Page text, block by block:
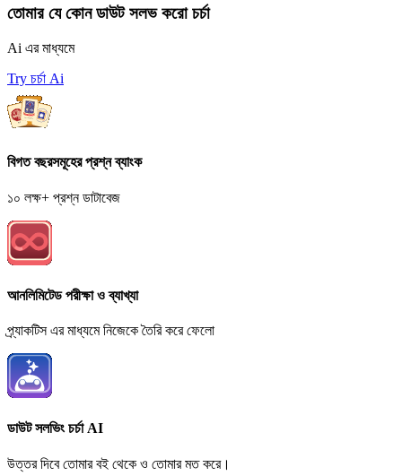
তোমার যে কোন ডাউট সলভ করো চর্চা
Ai এর মাধ্যমে
Try চর্চা Ai
বিগত বছরসমূহের প্রশ্ন ব্যাংক
১০ লক্ষ+ প্রশ্ন ডাটাবেজ
আনলিমিটেড পরীক্ষা ও ব্যাখ্যা
প্র্যাকটিস এর মাধ্যমে নিজেকে তৈরি করে ফেলো
ডাউট সলভিং চর্চা AI
উত্তর দিবে তোমার বই থেকে ও তোমার মত করে।